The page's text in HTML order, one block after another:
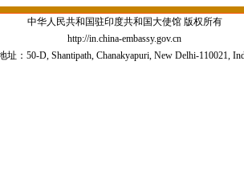
中华人民共和国驻印度共和国大使馆 版权所有
http://in.china-embassy.gov.cn
址：50-D, Shantipath, Chanakyapuri, New Delhi-110021,